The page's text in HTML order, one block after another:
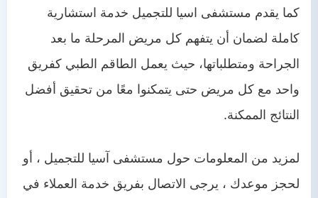
كما يقدم مستشفى اسيا للتجميل خدمة استشارية
كاملة لضمان أن يتفهم كل مريض المرحلة ما بعد
الجراحة ومتطلباتها، حيث يعمل الطاقم الطبي كفريق
واحد مع كل مريض حتى يتمكنوا معًا من تحقيق أفضل
النتائج الممكنة.
لمزيد من المعلومات حول مستشفى آسيا للتجميل ، أو
لحجز موعدك ، يرجى الاتصال بفريق خدمة العملاء في